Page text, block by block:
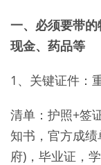
一、必须要带的
现金、药品等
1、关键证件：
清单：护照+签
知书，官方成绩
府)，毕业证，